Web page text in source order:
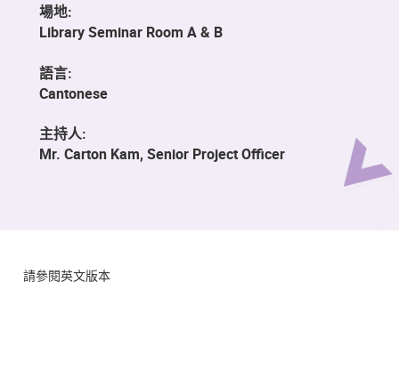
場地:
Library Seminar Room A & B
語言:
Cantonese
主持人:
Mr. Carton Kam, Senior Project Officer
請參閱英文版本